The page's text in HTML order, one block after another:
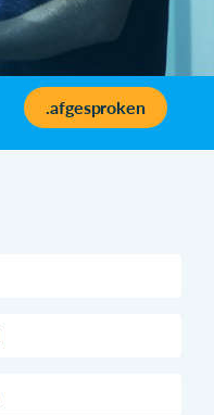
.afgesproken